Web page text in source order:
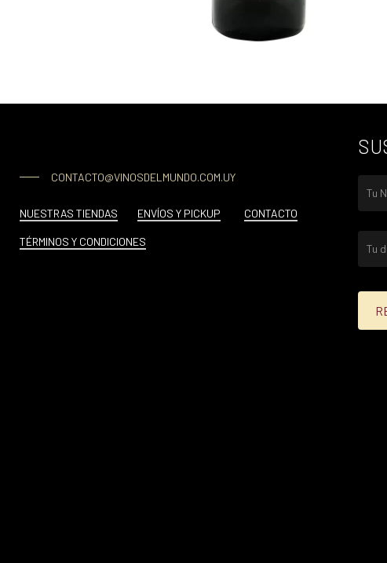
CONTACTO@VINOSDELMUNDO.COM.UY
NUESTRAS TIENDAS ENVÍOS Y PICKUP CONTACTO
TÉRMINOS Y CONDICIONES